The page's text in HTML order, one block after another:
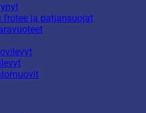
frotee ja patjansuojat